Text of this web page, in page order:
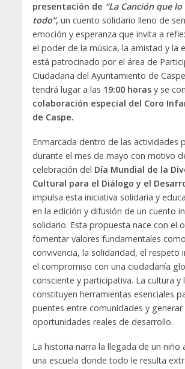
presentación de “La Canción que
todo”, un cuento solidario lleno de
emoción y esperanza que invita a
el poder de la música, la amistad y la
está patrocinado por el área de
Ciudadana del Ayuntamiento de
tendrá lugar a las 19:00 horasy se
colaboración especial del Coro
de Caspe.
Enmarcada dentro de las actividades
durante el mes de mayo con motivo
celebración del Día Mundial de la
Cultural para el Diálogo y el
impulsa esta iniciativa solidaria y
en la edición y difusión de un cuento
solidario. Esta propuesta nace con el
fomentar valores fundamentales
convivencia, la solidaridad, el respeto
el compromiso con una ciudadanía
consciente y participativa. La cultura y
constituyen herramientas esenciales
puentes entre comunidades y generar
oportunidades reales de desarrollo.
La historia narra la llegada de un niño
una escuela donde todo le resulta